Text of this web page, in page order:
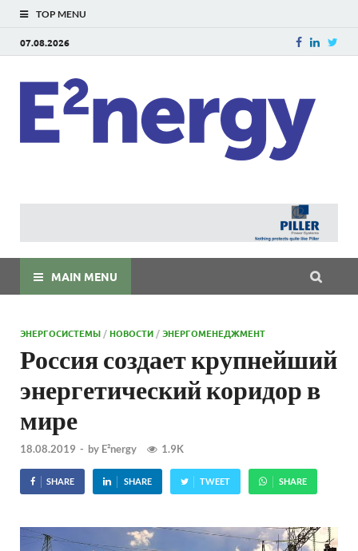
TOP MENU
07.08.2026
MAIN MENU
ЭНЕРГОСИСТЕМЫ /НОВОСТИ /ЭНЕРГОМЕНЕДЖМЕНТ
Россия создает крупнейший
энергетический коридор в
мире
18.08.2019 - by E²nergy 1.9K
SHARE SHARE TWEET SHARE